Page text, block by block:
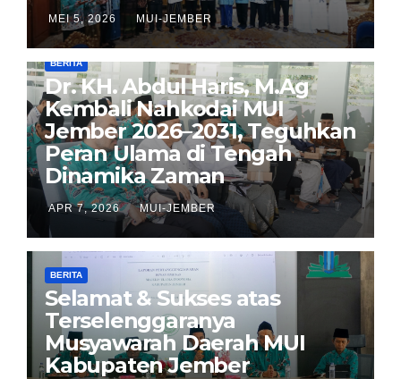
MEI 5, 2026 MUI-JEMBER
BERITA
Dr. KH. Abdul Haris, M.Ag
Kembali Nahkodai MUI
Jember 2026–2031, Teguhkan
Peran Ulama di Tengah
Dinamika Zaman
APR 7, 2026 MUI-JEMBER
BERITA
Selamat & Sukses atas
Terselenggaranya
Musyawarah Daerah MUI
Kabupaten Jember